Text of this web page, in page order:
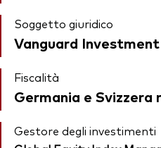
Soggetto giuridico
Vanguard
Fiscalità
Germania e Svizzera
Gestore degli investimenti